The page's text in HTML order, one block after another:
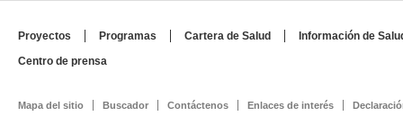
Proyectos Programas Cartera de Salud
Información de
Centro de prensa
Mapa del sitio Buscador Contáctenos Enlaces de interés